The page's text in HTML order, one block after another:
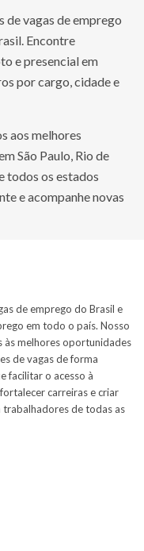
de vagas de emprego
Encontre
e presencial em
por cargo, cidade e
aos melhores
São Paulo, Rio de
todos os estados
e acompanhe novas
de emprego do Brasil e
em todo o país. Nosso
melhores oportunidades
de vagas de forma
facilitar o acesso à
carreiras e criar
trabalhadores de todas as